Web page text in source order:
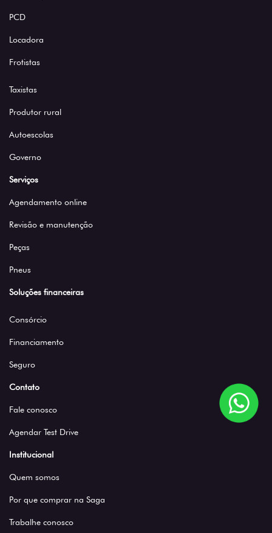
PCD
Locadora
Frotistas
Taxistas
Produtor rural
Autoescolas
Governo
Serviços
Agendamento online
Revisão e manutenção
Peças
Pneus
Soluções financeiras
Consórcio
Financiamento
Seguro
Contato
Fale conosco
Agendar Test Drive
Institucional
Quem somos
Por que comprar na Saga
Trabalhe conosco